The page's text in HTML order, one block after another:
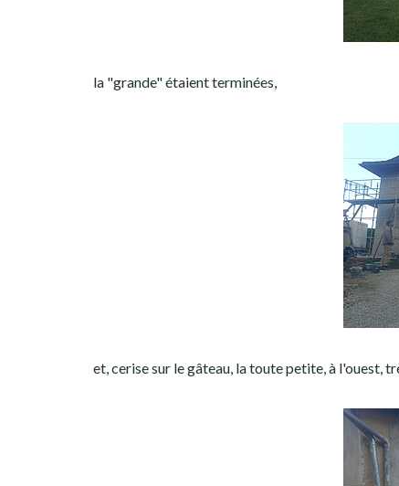
la "grande" étaient terminées,
et, cerise sur le gâteau, la toute petite, à l'ouest,